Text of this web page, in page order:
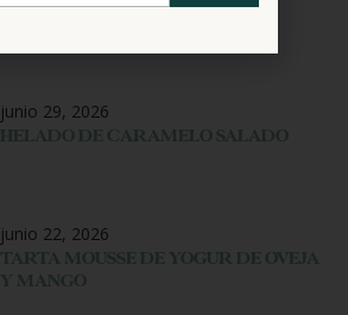
junio 29, 2026
HELADO DE CARAMELO SALADO
junio 22, 2026
TARTA MOUSSE DE YOGUR DE OVEJA
Y MANGO